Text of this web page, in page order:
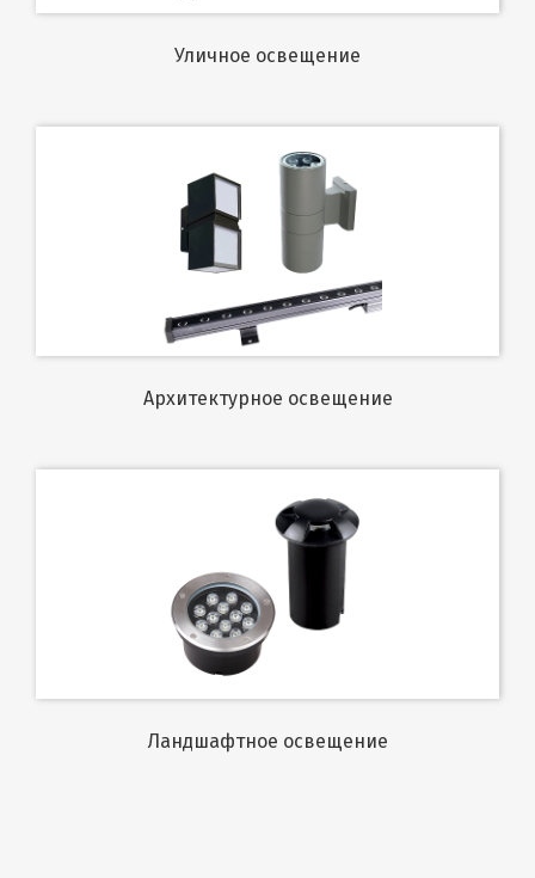
Уличное освещение
Архитектурное освещение
Ландшафтное освещение